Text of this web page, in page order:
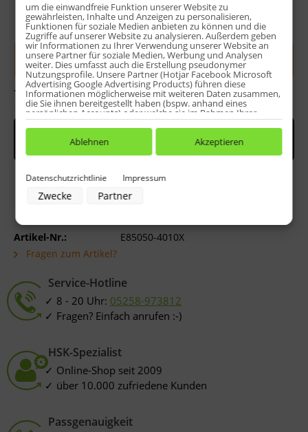
Menge:
In denWarenkorb
Bewerten
Artikel-Nr.:
E85050-4010X
Fragen zum Artikel?
Service-Hotline
8 - 20 Uhr: 05258-973812
Fragen? Einfach anrufen :-)
HSK-Spezialist
Online-Shop seit 2009
über 10.000 zufriedene Kunden
Passgenauigkeit
um die einwandfreie Funktion unserer Website zu
gewährleisten, Inhalte und Anzeigen zu personalisieren,
Funktionen für soziale Medien anbieten zu können und die
Zugriffe auf unserer Website zu analysieren. Außerdem geben
wir Informationen zu Ihrer Verwendung unserer Website an
unsere Partner für soziale Medien, Werbung und Analysen
weiter. Dies umfasst auch die Erstellung pseudonymer
Nutzungsprofile. Unsere Partner (Hotjar Facebook Microsoft
Advertising Google Advertising Products) führen diese
Informationen möglicherweise mit weiteren Daten zusammen,
die Sie ihnen bereitgestellt haben (bspw. anhand eines
persönlichen Accounts) oder welche sie im Rahmen Ihrer
Nutzung der Dienste gesammelt haben (bspw. Nutzungsdaten
anderer Geräte). Ihre Einwilligung zur Nutzung von Cookies
und Pixeln können Sie jederzeit widerrufen, indem Sie auf den
Datenschutz-Button links unten klicken und dort die
Zwecke der Datenverarbeitung durch unsere Partner:
Speichern von oder Zugriff auf Informationen auf einem Endgerät
Verwendung von Profilen zur Auswahl personalisierter Werbung
Erstellung von Profilen zur Personalisierung von Inhalten
Verwendung von Profilen zur Auswahl personalisierter Inhalte
Messung der Werbeleistung
Analyse von Zielgruppen durch Statistiken oder Kombinationen von
Daten aus verschiedenen Quellen
Entwicklung und Verbesserung der Angebote
Verwendung reduzierter Daten zur Auswahl von Inhalten
Besondere Features:
Datenschutzrichtlinie Impressum
Zwecke Partner
Ablehnen Akzeptieren